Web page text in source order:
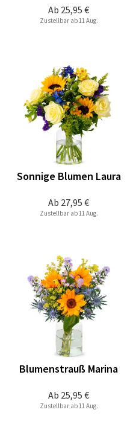
Ab 25,95 €
Zustellbar ab 11 Aug.
Ab 27,95 €
Sonnige Blumen Laura
Zustellbar ab 11 Aug.
Ab 25,95 €
Blumenstrauß Marina
Zustellbar ab 11 Aug.